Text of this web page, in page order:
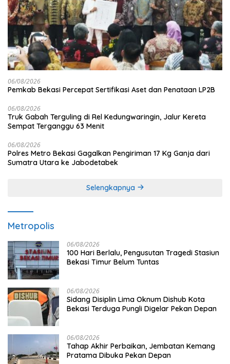
06/08/2026
Pemkab Bekasi Percepat Sertifikasi Aset dan Penataan LP2B
06/08/2026
Truk Gabah Terguling di Rel Kedungwaringin, Jalur Kereta
Sempat Terganggu 63 Menit
06/08/2026
Polres Metro Bekasi Gagalkan Pengiriman 17 Kg Ganja dari
Sumatra Utara ke Jabodetabek
Selengkapnya
Metropolis
06/08/2026
100 Hari Berlalu, Pengusutan Tragedi Stasiun
Bekasi Timur Belum Tuntas
06/08/2026
Sidang Disiplin Lima Oknum Dishub Kota
Bekasi Terduga Pungli Digelar Pekan Depan
06/08/2026
Tahap Akhir Perbaikan, Jembatan Kemang
Pratama Dibuka Pekan Depan